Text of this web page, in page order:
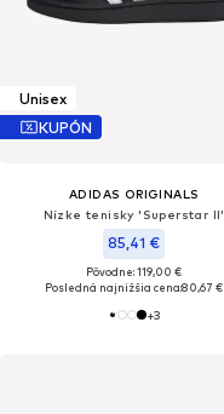
Unisex
KUPÓN
ADIDAS ORIGINALS
Nízke tenisky 'Superstar II'
85,41 €
Pôvodne: 119,00 €
Posledná najnižšia cena:80,67 €
+3